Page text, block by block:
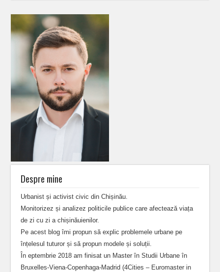
Despre mine
Urbanist și activist civic din Chișinău.
Monitorizez și analizez politicile publice care afectează viața
de zi cu zi a chișinăuienilor.
Pe acest blog îmi propun să explic problemele urbane pe
înțelesul tuturor și să propun modele și soluții.
În eptembrie 2018 am finisat un Master în Studii Urbane în
Bruxelles-Viena-Copenhaga-Madrid (4Cities – Euromaster in